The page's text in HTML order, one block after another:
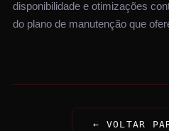
disponibilidade e otimizações
do plano de manutenção que
← VOLTAR